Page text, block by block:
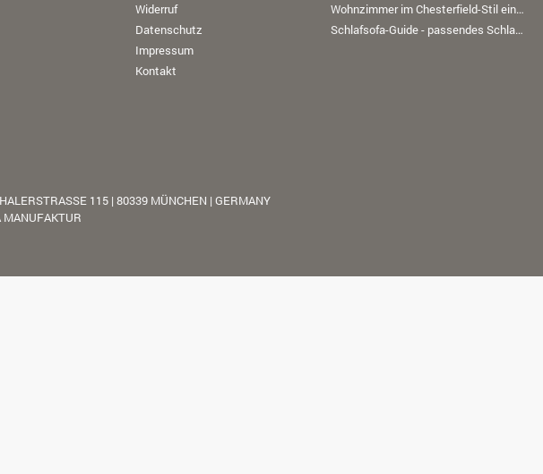
Widerruf
Datenschutz
Impressum
Kontakt
Wohnzimmer im Chesterfield-Stil einrichten
Schlafsofa-Guide - passendes Schlafsofa finden
115 | 80339 MÜNCHEN | GERMANY